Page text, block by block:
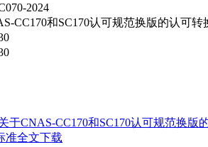
2024
CC170和SC170认可规范换版的认可转
于CNAS-CC170和SC170认可规范换版
准全文下载